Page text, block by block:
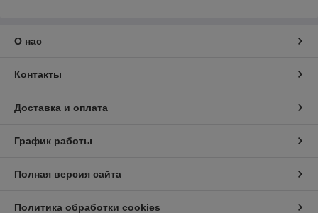
О нас
Контакты
Доставка и оплата
График работы
Полная версия сайта
Политика обработки cookies